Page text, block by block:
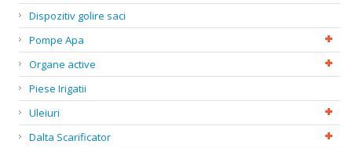
Dispozitiv golire saci
Pompe Apa
Organe active
Piese Irigatii
Uleiuri
Dalta Scarificator